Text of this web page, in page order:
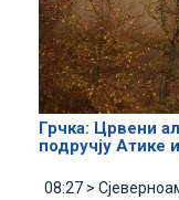
Грчка: Црвени
подручју Атике
08:27 >